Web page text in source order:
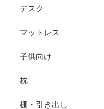
デスク
マットレス
子供向け
枕
棚・引き出し